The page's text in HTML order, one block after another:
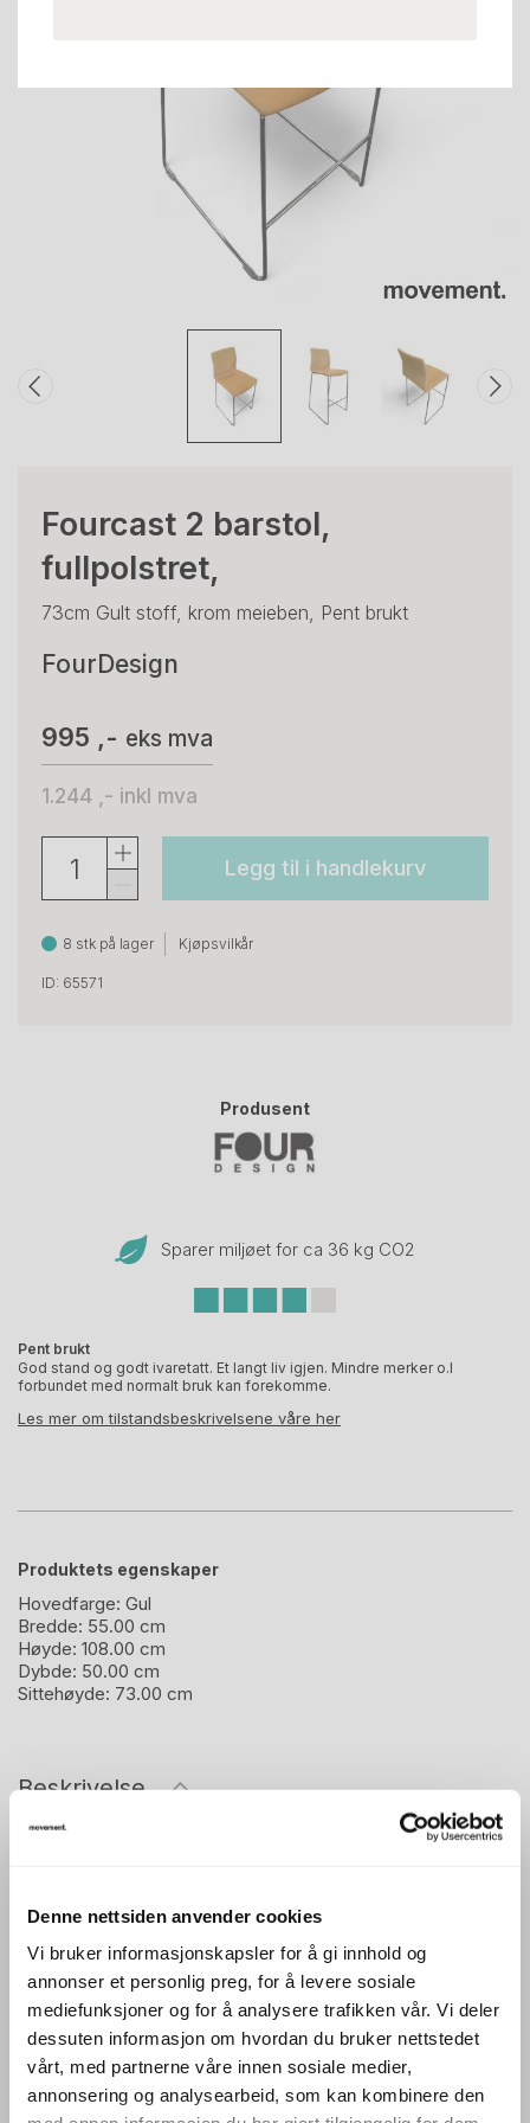
Denne nettsiden anvender cookies
Vi bruker informasjonskapsler for å gi innhold og
annonser et personlig preg, for å levere sosiale
mediefunksjoner og for å analysere trafikken vår. Vi deler
dessuten informasjon om hvordan du bruker nettstedet
vårt, med partnerne våre innen sosiale medier,
annonsering og analysearbeid, som kan kombinere den
Fourcast 2 barstol,
fullpolstret,
73cm Gult stoff, krom meieben, Pent brukt
FourDesign
995 ,- eks mva
1.244 ,- inkl mva
Legg til i handlekurv
8 stk på lager Kjøpsvilkår
ID: 65571
Produsent
Sparer miljøet for ca 36 kg CO2
Pent brukt
God stand og godt ivaretatt. Et langt liv igjen. Mindre merker o.l
forbundet med normalt bruk kan forekomme.
Les mer om tilstandsbeskrivelsene våre her
Produktets egenskaper
Hovedfarge: Gul
Bredde: 55.00 cm
Høyde: 108.00 cm
Dybde: 50.00 cm
Sittehøyde: 73.00 cm
Beskrivelse
FourCast 2 er en barstol fra FourDesign med et moderne
ekstra komfort og et mer eksklusivt preg, godt egnet for
kantine, prosjektområder og sosiale møteplasser.
Stolen har meieben som gir et lett og stilrent uttrykk
samtidig som de bidrar til god stabilitet. Med sittehøyde
på 73 cm passer stolen godt til barbord med høyde rundt
100–105 cm.